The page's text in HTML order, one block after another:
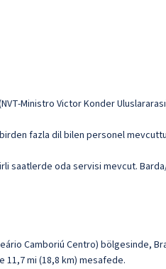
Ministro Victor Konder
fazla dil bilen personel
saatlerde oda servisi mevcut.
Camboriú Centro) bölgesinde,
11,7 mi (18,8 km) mesafede.